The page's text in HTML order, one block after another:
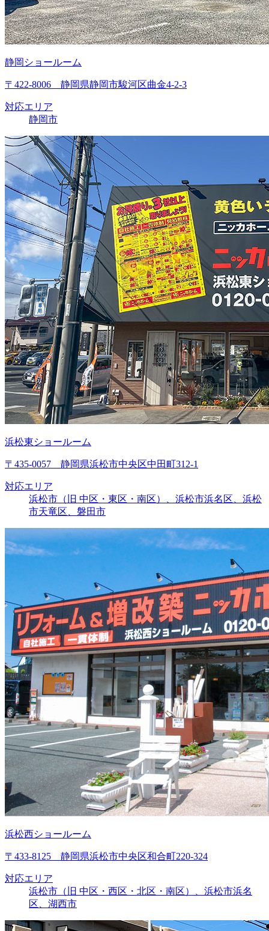
静岡ショールーム
〒422-8006 静岡県静岡市駿河区曲金4-2-3
対応エリア
静岡市
浜松東ショールーム
〒435-0057 静岡県浜松市中央区中田町312-1
対応エリア
浜松市（旧 中区・東区・南区）、浜松市浜名区、浜松
市天竜区、磐田市
浜松西ショールーム
〒433-8125 静岡県浜松市中央区和合町220-324
対応エリア
浜松市（旧 中区・西区・北区・南区）、浜松市浜名
区、湖西市